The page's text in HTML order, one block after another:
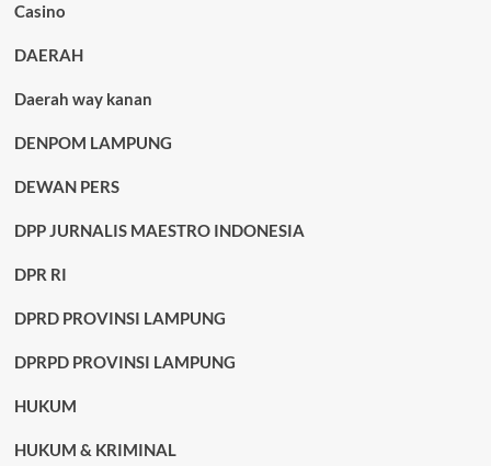
Casino
DAERAH
Daerah way kanan
DENPOM LAMPUNG
DEWAN PERS
DPP JURNALIS MAESTRO INDONESIA
DPR RI
DPRD PROVINSI LAMPUNG
DPRPD PROVINSI LAMPUNG
HUKUM
HUKUM & KRIMINAL